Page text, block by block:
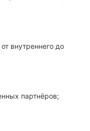
внутреннего до
партнёров;